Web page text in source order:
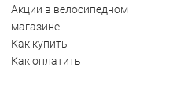
Акции в велосипедном
магазине
Как купить
Как оплатить